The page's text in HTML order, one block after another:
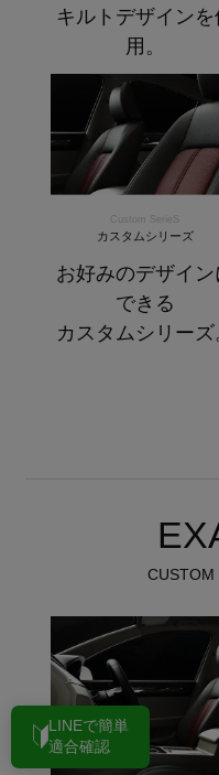
キルトデザインを
用。
Custom SerieS
カスタムシリーズ
お好みのデザイン
できる
カスタムシリーズ
CUSTOM
LINEで簡単
適合確認